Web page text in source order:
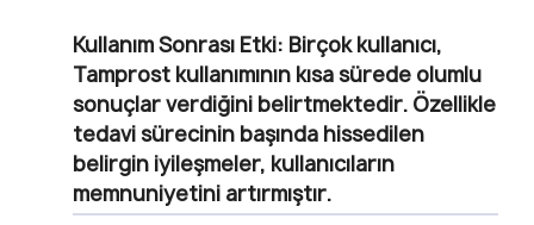
Kullanım Sonrası Etki: Birçok kullanıcı,
Tamprost kullanımının kısa sürede olumlu
sonuçlar verdiğini belirtmektedir. Özellikle
tedavi sürecinin başında hissedilen
belirgin iyileşmeler, kullanıcıların
memnuniyetini artırmıştır.